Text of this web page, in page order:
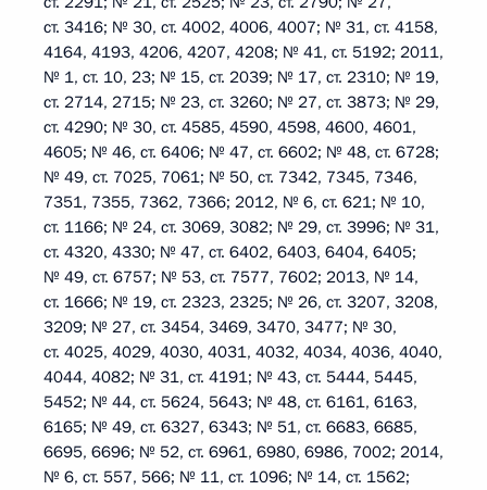
ст. 3416; № 30, ст. 4002, 4006, 4007; № 31, ст. 4158,
4164, 4193, 4206, 4207, 4208; № 41, ст. 5192; 2011,
№ 1, ст. 10, 23; № 15, ст. 2039; № 17, ст. 2310; № 19,
ст. 2714, 2715; № 23, ст. 3260; № 27, ст. 3873; № 29,
ст. 4290; № 30, ст. 4585, 4590, 4598, 4600, 4601,
4605; № 46, ст. 6406; № 47, ст. 6602; № 48, ст. 6728;
№ 49, ст. 7025, 7061; № 50, ст. 7342, 7345, 7346,
7351, 7355, 7362, 7366; 2012, № 6, ст. 621; № 10,
ст. 1166; № 24, ст. 3069, 3082; № 29, ст. 3996; № 31,
ст. 4320, 4330; № 47, ст. 6402, 6403, 6404, 6405;
№ 49, ст. 6757; № 53, ст. 7577, 7602; 2013, № 14,
ст. 1666; № 19, ст. 2323, 2325; № 26, ст. 3207, 3208,
3209; № 27, ст. 3454, 3469, 3470, 3477; № 30,
ст. 4025, 4029, 4030, 4031, 4032, 4034, 4036, 4040,
4044, 4082; № 31, ст. 4191; № 43, ст. 5444, 5445,
5452; № 44, ст. 5624, 5643; № 48, ст. 6161, 6163,
6165; № 49, ст. 6327, 6343; № 51, ст. 6683, 6685,
6695, 6696; № 52, ст. 6961, 6980, 6986, 7002; 2014,
№ 6, ст. 557, 566; № 11, ст. 1096; № 14, ст. 1562;